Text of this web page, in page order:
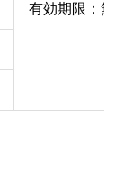
有効期限：無